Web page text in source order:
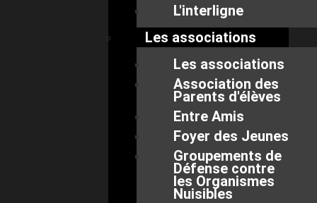
L'interligne
Les associations
Les associations
Association des
Parents d'élèves
Entre Amis
Foyer des Jeunes
Groupements de
Défense contre
les Organismes
Nuisibles